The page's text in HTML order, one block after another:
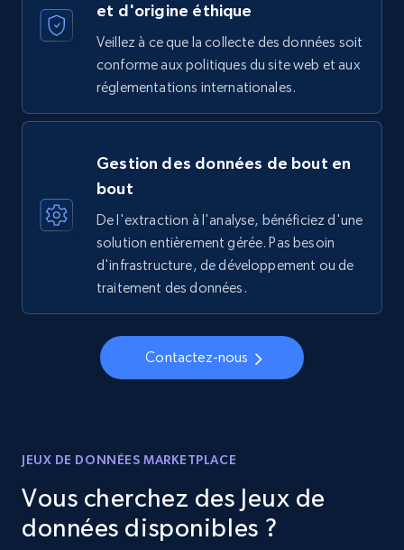
et d'origine éthique
Veillez à ce que la collecte des données soit
conforme aux politiques du site web et aux
réglementations internationales.
Gestion des données de bout en
bout
De l'extraction à l'analyse, bénéficiez d'une
solution entièrement gérée. Pas besoin
d'infrastructure, de développement ou de
traitement des données.
Contactez-nous
JEUX DE DONNÉES MARKETPLACE
Vous cherchez des Jeux de
données disponibles ?